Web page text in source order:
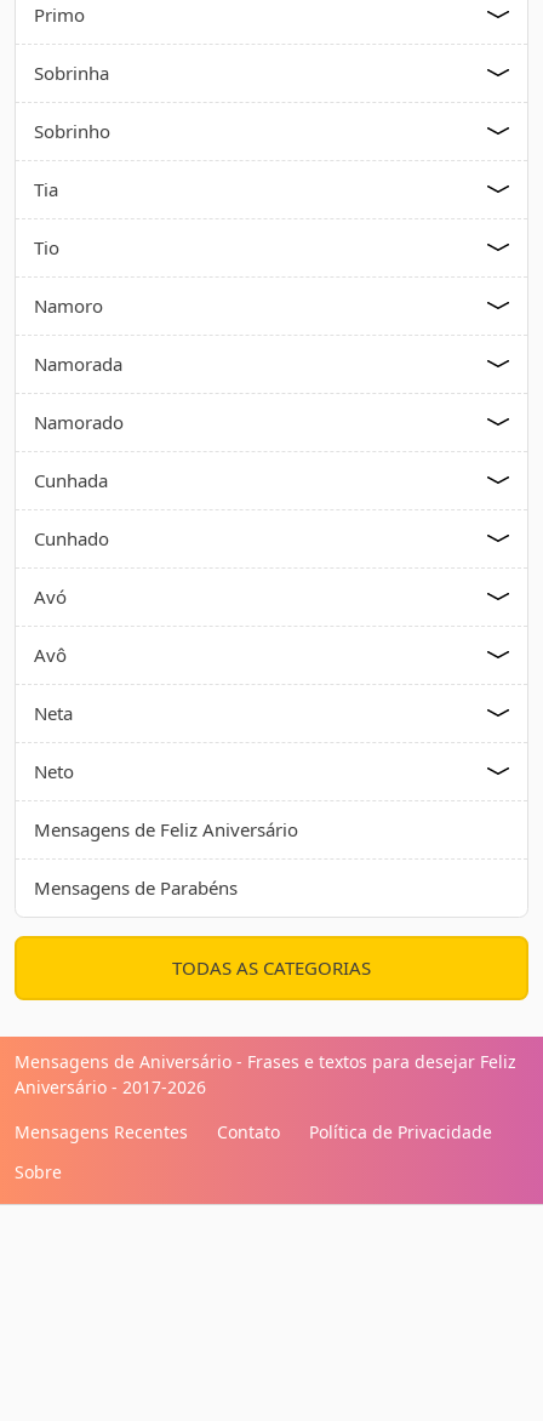
Primo
Sobrinha
Sobrinho
Tia
Tio
Namoro
Namorada
Namorado
Cunhada
Cunhado
Avó
Avô
Neta
Neto
Mensagens de Feliz Aniversário
Mensagens de Parabéns
TODAS AS CATEGORIAS
Mensagens de Aniversário - Frases e textos para desejar Feliz
Aniversário - 2017-2026
Mensagens Recentes
Contato
Política de Privacidade
Sobre